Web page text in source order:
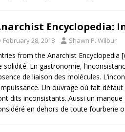
Encyclopedia:
February 28, 2018 Shawn P. Wilbur
from the Anarchist Encyclopedia
solidité. En gastronomie,
de liaison des molécules.
Un ouvrage où fait
dits inconsistants. Aussi un
en dehors de toute fourberie